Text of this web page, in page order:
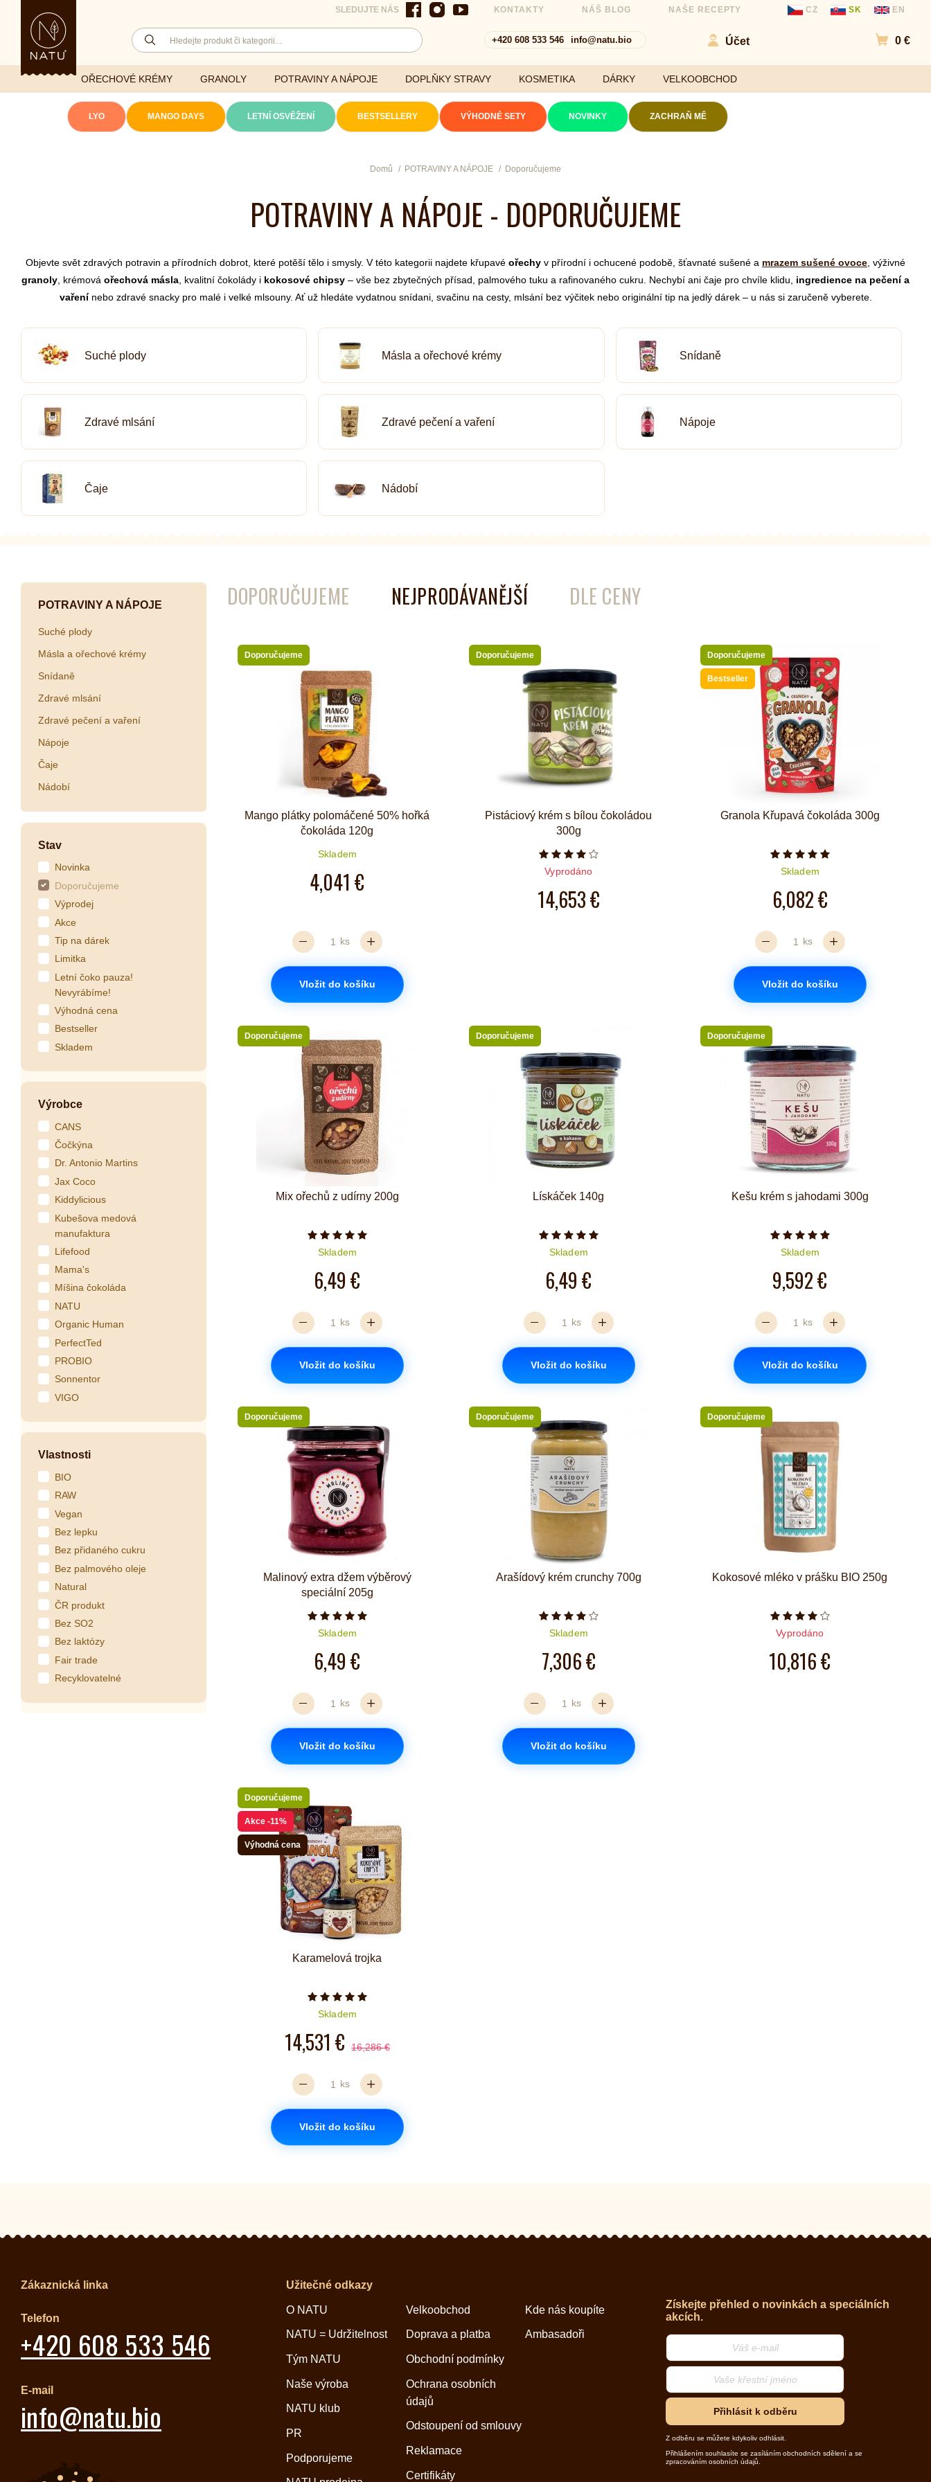
SLEDUJTE NÁS KONTAKTY NÁŠ BLOG NAŠE RECEPTY CZ SK EN
+420 608 533 546 info@natu.bio Účet
Přejít
0 €
OŘECHOVÉ KRÉMY GRANOLY POTRAVINY A NÁPOJE
Džemy
Cereálie a vločky
ořechy
Ovocné kuličky a
Bezlepkové tyčinky
Superfood shoty
Ostatní nápoje
DOPLŇKY STRAVY
Minerály
Přírodní extrakty
KOSMETIKA DÁRKY VELKOOBCHOD
LYO MANGO DAYS LETNÍ OSVĚŽENÍ BESTSELLERY VÝHODNÉ SETY NOVINKY ZACHRAŇ MĚ
Domů POTRAVINY A NÁPOJE Doporučujeme
POTRAVINY A NÁPOJE - DOPORUČUJEME
Objevte svět zdravých potravin a přírodních dobrot, které potěší tělo i smysly. V této kategorii najdete křupavé ořechy v přírodní i ochucené podobě, šťavnaté sušené a mrazem sušené ovoce, výživné
granoly, krémová ořechová másla, kvalitní čokolády i kokosové chipsy – vše bez zbytečných přísad, palmového tuku a rafinovaného cukru. Nechybí ani čaje pro chvíle klidu, ingredience na pečení a
vařenínebo zdravé snacky pro malé i velké mlsouny. Ať už hledáte vydatnou snídani, svačinu na cesty, mlsání bez výčitek nebo originální tip na jedlý dárek – u nás si zaručeně vyberete.
Suché plody Másla a ořechové krémy Snídaně
Zdravé mlsání Zdravé pečení a vaření Nápoje
Čaje Nádobí
POTRAVINY A NÁPOJE
Suché plody
Másla a ořechové krémy
Snídaně
Zdravé mlsání
Zdravé pečení a vaření
Nápoje
Čaje
Nádobí
Stav
Novinka
Doporučujeme
Výprodej
Akce
Tip na dárek
Limitka
Letní čoko pauza!
Nevyrábíme!
Výhodná cena
Bestseller
Skladem
Výrobce
CANS
Čočkýna
Dr. Antonio Martins
Jax Coco
Kiddylicious
Kubešova medová
manufaktura
Lifefood
Mama's
Míšina čokoláda
NATU
Organic Human
PerfectTed
PROBIO
Sonnentor
VIGO
Vlastnosti
BIO
RAW
Vegan
Bez lepku
Bez přidaného cukru
Bez palmového oleje
Natural
ČR produkt
Bez SO2
Bez laktózy
Fair trade
Recyklovatelné
DOPORUČUJEME NEJPRODÁVANĚJŠÍ DLE CENY
Doporučujeme
Mango plátky polomáčené 50% hořká
čokoláda 120g
Skladem
4,041 €
ks
Vložit do košíku
Doporučujeme
Pistáciový krém s bílou čokoládou
300g
Počet hvězdiček je 4 z 5
Vyprodáno
14,653 €
Doporučujeme
Bestseller
Granola Křupavá čokoláda 300g
Počet hvězdiček je 5 z 5
Skladem
6,082 €
ks
Vložit do košíku
Doporučujeme
Mix ořechů z udírny 200g
Počet hvězdiček je 5 z 5
Skladem
6,49 €
ks
Vložit do košíku
Doporučujeme
Lískáček 140g
Počet hvězdiček je 5 z 5
Skladem
6,49 €
ks
Vložit do košíku
Doporučujeme
Kešu krém s jahodami 300g
Počet hvězdiček je 5 z 5
Skladem
9,592 €
ks
Vložit do košíku
Doporučujeme
Malinový extra džem výběrový
speciální 205g
Počet hvězdiček je 5 z 5
Skladem
6,49 €
ks
Vložit do košíku
Doporučujeme
Arašídový krém crunchy 700g
Počet hvězdiček je 4 z 5
Skladem
7,306 €
ks
Vložit do košíku
Doporučujeme
Kokosové mléko v prášku BIO 250g
Počet hvězdiček je 4 z 5
Vyprodáno
10,816 €
Doporučujeme
Akce -11%
Výhodná cena
Karamelová trojka
Počet hvězdiček je 5 z 5
Skladem
14,531 € 16,286 €
ks
Vložit do košíku
Zákaznická linka
Telefon
+420 608 533 546
E-mail
info@natu.bio
Užitečné odkazy
O NATU
NATU = Udržitelnost
Tým NATU
Naše výroba
NATU klub
PR
Podporujeme
Velkoobchod
Doprava a platba
Obchodní podmínky
Ochrana osobních
údajů
Odstoupení od smlouvy
Reklamace
Certifikáty
Kde nás koupíte
Ambasadoři
Získejte přehled o novinkách a speciálních
akcích.
Přihlásit k odběru
Z odběru se můžete kdykoliv odhlásit.
Přihlášením souhlasíte se zasíláním obchodních sdělení a se
zpracováním osobních údajů.